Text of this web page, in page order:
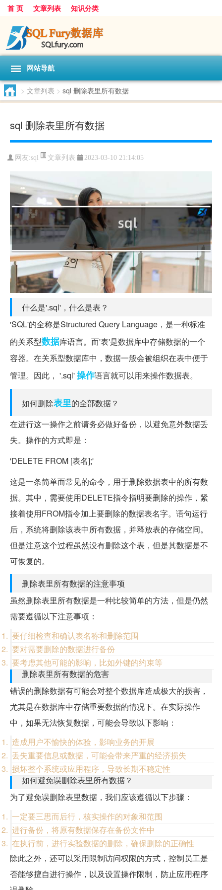
首 页 文章列表 知识分类
网站导航
> 文章列表 > sql 删除表里所有数据
sql 删除表里所有数据
网友:sql 文章列表 2023-03-10 21:14:05
什么是'.sql'，什么是表？
'SQL'的全称是Structured Query Language，是一种标准
的关系型数据库语言。而'表'是数据库中存储数据的一个
容器。在关系型数据库中，数据一般会被组织在表中便于
管理。因此， '.sql'操作语言就可以用来操作数据表。
如何删除表里的全部数据？
在进行这一操作之前请务必做好备份，以避免意外数据丢
失。操作的方式即是：
'DELETE FROM [表名];'
这是一条简单而常见的命令，用于删除数据表中的所有数
据。其中，需要使用DELETE指令指明要删除的操作，紧
接着使用FROM指令加上要删除的数据表名字。语句运行
后，系统将删除该表中所有数据，并释放表的存储空间。
但是注意这个过程虽然没有删除这个表，但是其数据是不
可恢复的。
删除表里所有数据的注意事项
虽然删除表里所有数据是一种比较简单的方法，但是仍然
需要遵循以下注意事项：
要仔细检查和确认表名称和删除范围
要对需要删除的数据进行备份
要考虑其他可能的影响，比如外键的约束等
删除表里所有数据的危害
错误的删除数据有可能会对整个数据库造成极大的损害，
尤其是在数据库中存储重要数据的情况下。在实际操作
中，如果无法恢复数据，可能会导致以下影响：
造成用户不愉快的体验，影响业务的开展
丢失重要信息或数据，可能会带来严重的经济损失
损坏整个系统或应用程序，导致长期不稳定性
如何避免误删除表里所有数据？
为了避免误删除表里数据，我们应该遵循以下步骤：
一定要三思而后行，核实操作的对象和范围
进行备份，将原有数据保存在备份文件中
在执行前，进行实验数据的删除，确保删除的正确性
除此之外，还可以采用限制访问权限的方式，控制员工是
否能够擅自进行操作，以及设置操作限制，防止应用程序